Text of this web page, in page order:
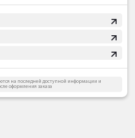
на последней доступной информации и
оформления заказа